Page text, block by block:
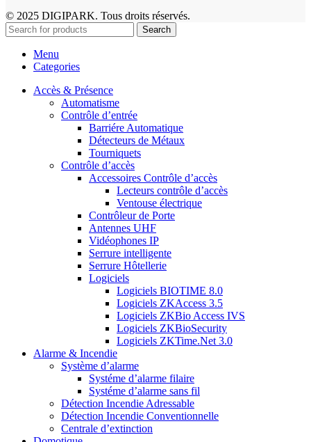
© 2025 DIGIPARK. Tous droits réservés.
Search
Menu
Categories
Accès & Présence
Automatisme
Contrôle d’entrée
Barriére Automatique
Détecteurs de Métaux
Tourniquets
Contrôle d’accès
Accessoires Contrôle d’accès
Lecteurs contrôle d’accès
Ventouse électrique
Contrôleur de Porte
Antennes UHF
Vidéophones IP
Serrure intelligente
Serrure Hôtellerie
Logiciels
Logiciels BIOTIME 8.0
Logiciels ZKAccess 3.5
Logiciels ZKBio Access IVS
Logiciels ZKBioSecurity
Logiciels ZKTime.Net 3.0
Alarme & Incendie
Système d’alarme
Systéme d’alarme filaire
Systéme d’alarme sans fil
Détection Incendie Adressable
Détection Incendie Conventionnelle
Centrale d’extinction